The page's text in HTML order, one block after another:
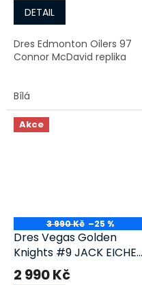
DETAIL
Dres Edmonton Oilers 97
Connor McDavid replika
Bílá
Akce
3 990 Kč –25 %
Dres Vegas Golden
Knights #9 JACK EICHEL
replika
2 990 Kč